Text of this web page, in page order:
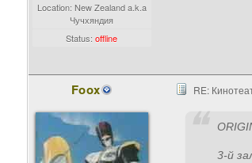
Location: New Zealand a.k.a
Чучхяндия
Status:offline
Foox RE:
3-й